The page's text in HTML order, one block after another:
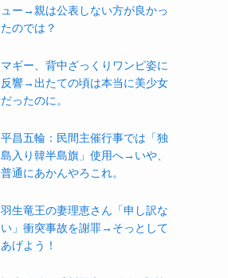
ュー→親は公表しない方が良かっ
たのでは？
マギー、背中ざっくりワンピ姿に
反響→出たての頃は本当に美少女
だったのに。
平昌五輪：民間主催行事では「独
島入り韓半島旗」使用へ→いや、
普通にあかんやろこれ。
羽生竜王の妻理恵さん「申し訳な
い」衝突事故を謝罪→そっとして
あげよう！